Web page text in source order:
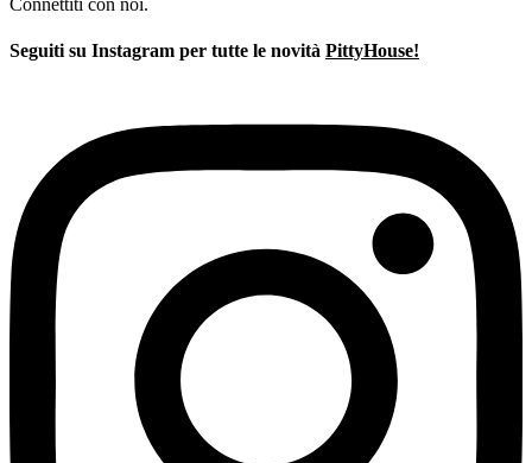
era:
€1.199,00.
è:
€839,00.
Connettiti con noi.
Seguiti su Instagram per tutte le novità PittyHouse!